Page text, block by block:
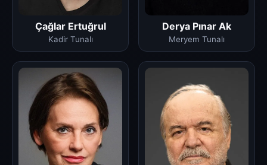
Çağlar Ertuğrul
Kadir Tunalı
Derya Pınar Ak
Meryem Tunalı